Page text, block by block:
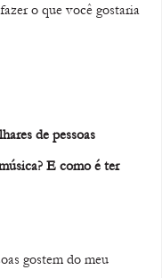
o que você gostaria
de pessoas
E como é ter
gostem do meu